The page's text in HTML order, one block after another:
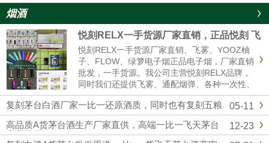
烟酒
悦刻RELX一手货源厂家直销，正品悦刻 飞
雾 各种一次性 烟弹超多
悦刻RELX一手货源厂家直销、飞雾、YOOZ柚
子、FLOW、绿箩电子烟正品电子烟，厂家直销
批发，一手货源。我公司主营悦刻RELX品牌，
同时我们还提供飞雾、通配烟弹、各种一次性、
冰熊、辣妹等各大品牌电子烟货源批发拿货，网
红同款电子烟一件代发，烟弹品味多，全国供货
批发。悦刻一手货源微信：...
05-11
复刻茅台白酒厂家一比一还原酒质，同时也有复刻五粮
液
12-23
高品质A货茅台酒生产厂家直供，高端一比一飞天茅台
拿货微信